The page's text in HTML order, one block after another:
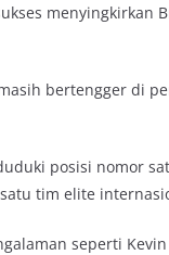
bertengger di
posisi nomor
tim elite
seperti